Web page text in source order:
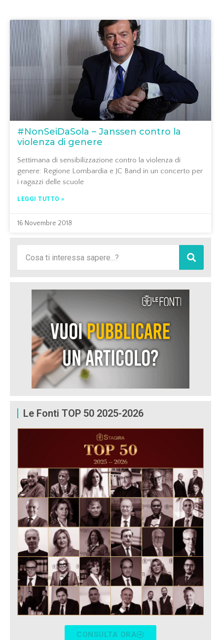
#NonSeiDaSola – Janssen contro la
violenza di genere
Settimana di sensibilizzazione contro la violenza di
genere: Regione Lombardia e JC Band in un concerto per
i ragazzi delle scuole
LEGGI TUTTO »
16 Novembre 2018
Le Fonti TOP 50 2025-2026
CONSULTA ORA